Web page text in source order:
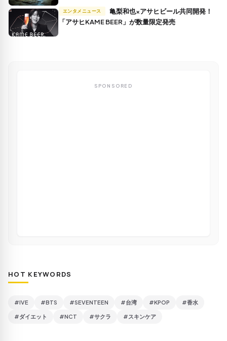
エンタメニュース
「アサヒKAME BEER」が数量限定発売
SPONSORED
HOT KEYWORDS
#IVE #BTS #SEVENTEEN #台湾 #KPOP #香水
#ダイエット #NCT #サクラ #スキンケア